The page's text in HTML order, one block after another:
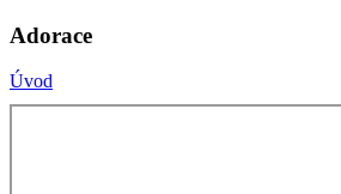
Adorace
Úvod